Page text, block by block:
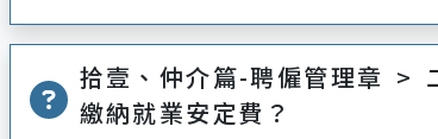
拾壹、仲介篇-聘僱管理章 >
繳納就業安定費？